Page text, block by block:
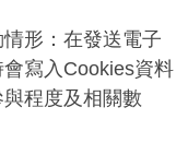
形：在發送電子
寫入 Cookies資料
程度及相關數